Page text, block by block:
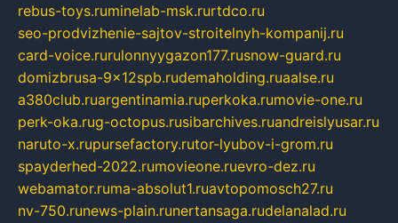
rebus-toys.ruminelab-msk.rurtdco.ru
seo-prodvizhenie-sajtov-stroitelnyh-kompanij.ru
card-voice.rurulonnyygazon177.rusnow-guard.ru
domizbrusa-9x12spb.rudemaholding.ruaalse.ru
a380club.ruargentinamia.ruperkoka.rumovie-one.ru
perk-oka.rug-octopus.rusibarchives.ruandreislyusar.ru
naruto-x.rupursefactory.rutor-lyubov-i-grom.ru
spayderhed-2022.rumovieone.ruevro-dez.ru
webamator.ruma-absolut1.ruavtopomosch27.ru
nv-750.runews-plain.runertansaga.rudelanalad.ru